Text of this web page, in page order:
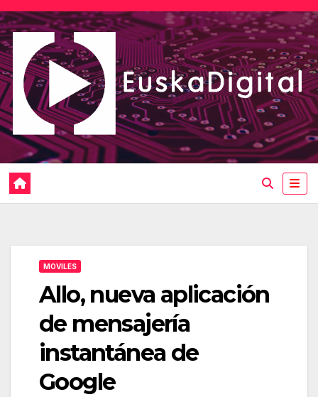
Saltar
al
contenido
MOVILES
Allo, nueva aplicación
de mensajería
instantánea de
Google